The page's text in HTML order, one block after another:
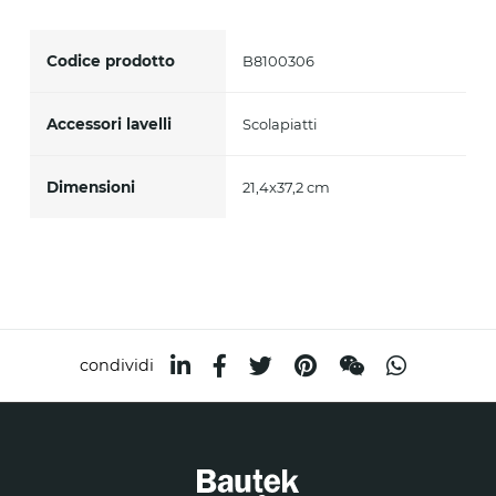
Codice prodotto B8100306
Accessori lavelli Scolapiatti
Dimensioni 21,4x37,2 cm
condividi